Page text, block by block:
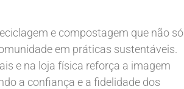
e compostagem que não só
em práticas sustentáveis.
e na loja física reforça a imagem
a confiança e a fidelidade dos